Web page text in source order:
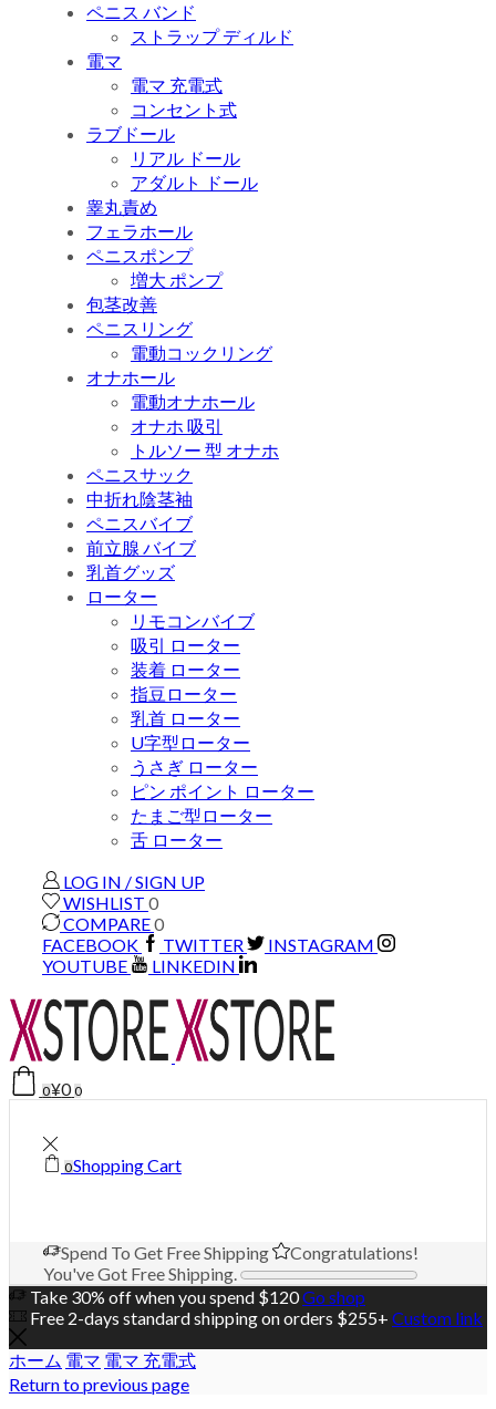
ペニス バンド
ストラップ ディルド
電マ
電マ 充電式
コンセント式
ラブドール
リアル ドール
アダルト ドール
睾丸責め
フェラホール
ペニスポンプ
増大 ポンプ
包茎改善
ペニスリング
電動コックリング
オナホール
電動オナホール
オナホ 吸引
トルソー 型 オナホ
ペニスサック
中折れ陰茎袖
ペニスバイブ
前立腺 バイブ
乳首グッズ
ローター
リモコンバイブ
吸引 ローター
装着 ローター
指豆ローター
乳首 ローター
U字型ローター
うさぎ ローター
ピン ポイント ローター
たまご型ローター
舌 ローター
LOG IN / SIGN UP
WISHLIST 0
COMPARE0
FACEBOOK
TWITTER
INSTAGRAM
YOUTUBE
LINKEDIN
0¥0 0
0Shopping Cart
Spend To Get Free Shipping
Congratulations!
You've Got Free Shipping.
Take 30% off when you spend $120Go shop
Free 2-days standard shipping on orders $255+ Custom link
ホーム 電マ 電マ 充電式
Return to previous page